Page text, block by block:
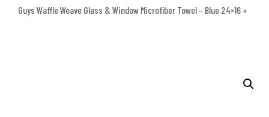
Guys Waffle Weave Glass & Window Microfiber Towel – Blue 24×16 »